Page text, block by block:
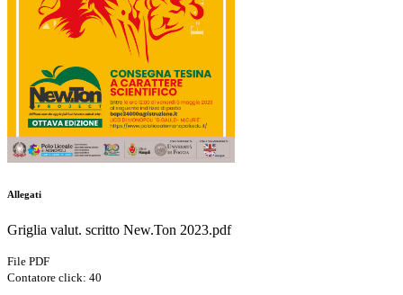
Allegati
Griglia valut. scritto New.Ton 2023.pdf
File PDF
Contatore click: 40